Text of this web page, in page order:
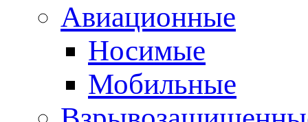
Авиационные
Носимые
Мобильные